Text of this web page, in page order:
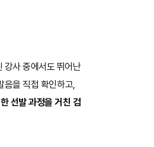
강사 중에서도 뛰어난
음을 직접 확인하고,
선발 과정을 거친 검